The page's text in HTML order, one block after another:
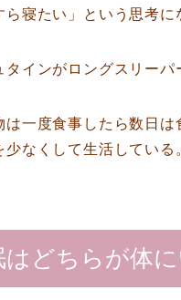
寝たい」という思考に
インがロングスリーパ
一度食事したら数日
なくして生活している
どちらが体